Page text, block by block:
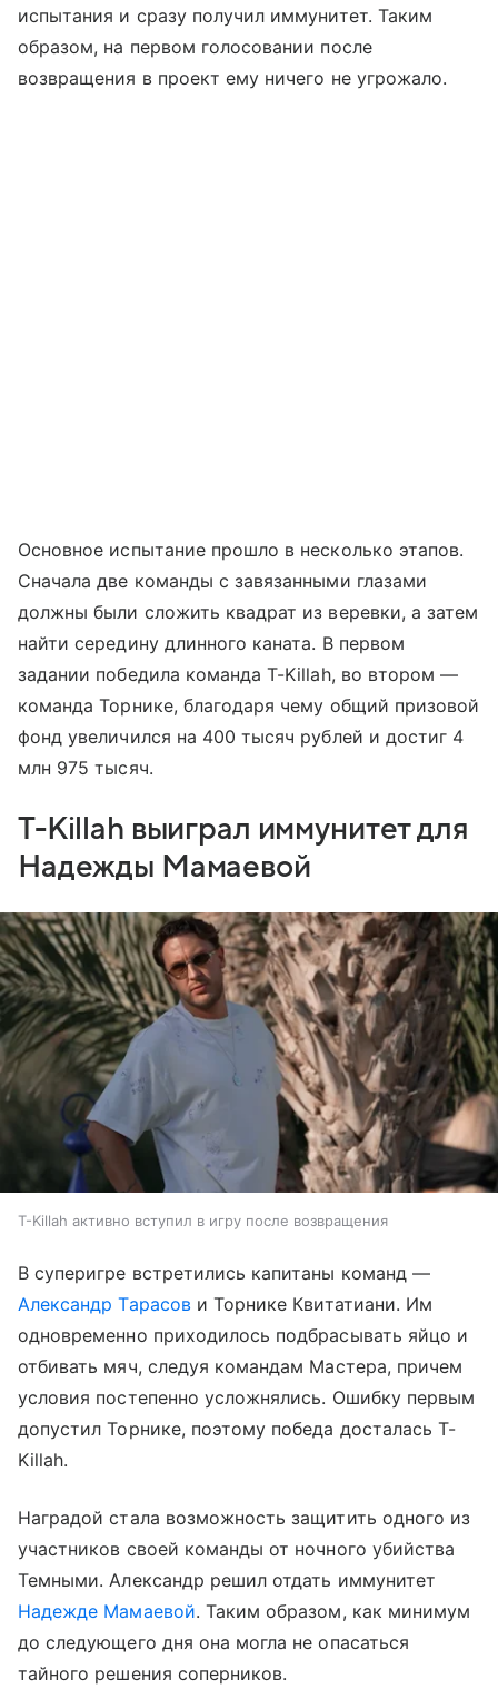
испытания и сразу получил иммунитет. Таким
образом, на первом голосовании после
возвращения в проект ему ничего не угрожало.
Основное испытание прошло в несколько этапов.
Сначала две команды с завязанными глазами
должны были сложить квадрат из веревки, а затем
найти середину длинного каната. В первом
задании победила команда T-Killah, во втором —
команда Торнике, благодаря чему общий призовой
фонд увеличился на 400 тысяч рублей и достиг 4
млн 975 тысяч.
T-Killah выиграл иммунитет для
Надежды Мамаевой
T-Killah активно вступил в игру после возвращения
В суперигре встретились капитаны команд —
Александр Тарасови Торнике Квитатиани. Им
одновременно приходилось подбрасывать яйцо и
отбивать мяч, следуя командам Мастера, причем
условия постепенно усложнялись. Ошибку первым
допустил Торнике, поэтому победа досталась T-
Killah.
Наградой стала возможность защитить одного из
участников своей команды от ночного убийства
Темными. Александр решил отдать иммунитет
Надежде Мамаевой. Таким образом, как минимум
до следующего дня она могла не опасаться
тайного решения соперников.